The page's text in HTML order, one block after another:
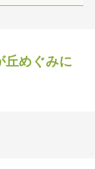
丘めぐみに